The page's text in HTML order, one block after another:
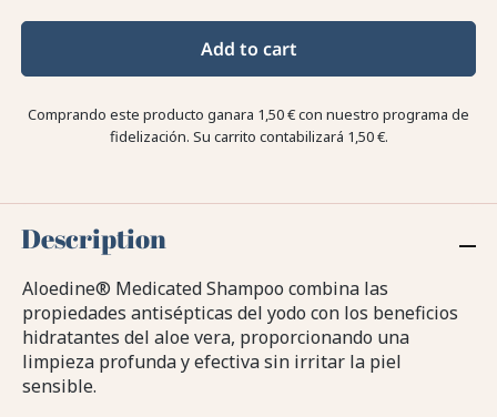
Add to cart
Comprando este producto ganara 1,50 €con nuestro programa de
fidelización. Su carrito contabilizará 1,50 €.
Description
Aloedine® Medicated Shampoo combina las
propiedades antisépticas del yodo con los beneficios
hidratantes del aloe vera, proporcionando una
limpieza profunda y efectiva sin irritar la piel
sensible.